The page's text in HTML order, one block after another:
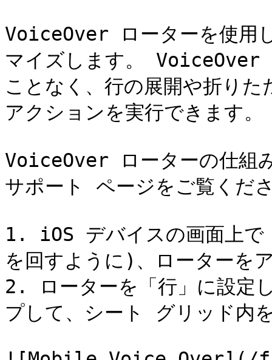
VoiceOver ローターを使用
マイズします。 VoiceOver
ことなく、行の展開や折り
アクションを実行できます。
VoiceOver ローターの仕組
サポート ページをご覧くだ
1. iOS デバイスの画面上
を回すように)、ローターを
2. ローターを「行」に設定
プして、シート グリッド内